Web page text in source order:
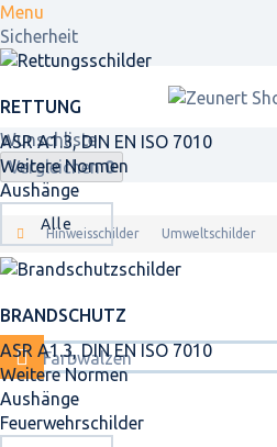
Menu
Sicherheit
RETTUNG
ASR A1.3, DIN EN ISO 7010
Weitere Normen
Aushänge
Alle
BRANDSCHUTZ
ASR A1.3, DIN EN ISO 7010
Weitere Normen
Aushänge
Feuerwehrschilder
Wunschliste
Vergleichen0
Hinweisschilder Umweltschilder